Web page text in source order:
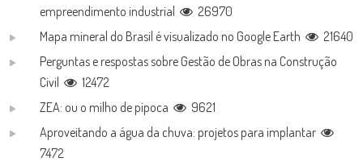
empreendimento industrial
26970
Mapa mineral do Brasil é visualizado no Google Earth
21640
Perguntas e respostas sobre Gestão de Obras na Construção
Civil
12472
ZEA: ou o milho de pipoca
9621
Aproveitando a água da chuva: projetos para implantar
7472